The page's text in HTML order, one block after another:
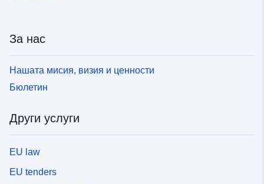
За нас
Нашата мисия, визия и ценности
Бюлетин
Други услуги
EU law
EU tenders